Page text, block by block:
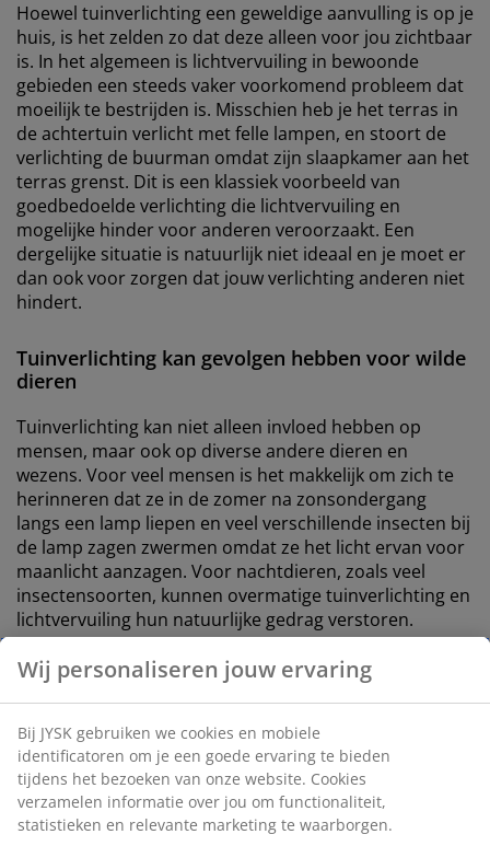
Hoewel tuinverlichting een geweldige aanvulling is op je
huis, is het zelden zo dat deze alleen voor jou zichtbaar
is. In het algemeen is lichtvervuiling in bewoonde
gebieden een steeds vaker voorkomend probleem dat
moeilijk te bestrijden is. Misschien heb je het terras in
de achtertuin verlicht met felle lampen, en stoort de
verlichting de buurman omdat zijn slaapkamer aan het
terras grenst. Dit is een klassiek voorbeeld van
goedbedoelde verlichting die lichtvervuiling en
mogelijke hinder voor anderen veroorzaakt. Een
dergelijke situatie is natuurlijk niet ideaal en je moet er
dan ook voor zorgen dat jouw verlichting anderen niet
hindert.
Tuinverlichting kan gevolgen hebben voor wilde
dieren
Tuinverlichting kan niet alleen invloed hebben op
mensen, maar ook op diverse andere dieren en
wezens. Voor veel mensen is het makkelijk om zich te
herinneren dat ze in de zomer na zonsondergang
langs een lamp liepen en veel verschillende insecten bij
de lamp zagen zwermen omdat ze het licht ervan voor
maanlicht aanzagen. Voor nachtdieren, zoals veel
insectensoorten, kunnen overmatige tuinverlichting en
lichtvervuiling hun natuurlijke gedrag verstoren.
Dit gezegd hebbende, is het niet nodig om de
buitenverlichting van je huis volledig achterwege te
laten. Aandacht besteden aan waar, hoe en wanneer
de verlichting brandt, kan naast je eigen
elektriciteitsrekening ook een positief effect hebben op
de omringende wilde dieren.
8 ideeën voor tuinverlichting die rekening houdt
Wij personaliseren jouw ervaring
Bij JYSK gebruiken we cookies en mobiele
identificatoren om je een goede ervaring te bieden
tijdens het bezoeken van onze website. Cookies
verzamelen informatie over jou om functionaliteit,
statistieken en relevante marketing te waarborgen.